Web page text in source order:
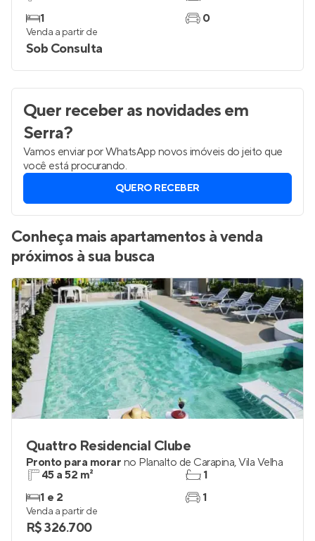
1
0
Venda a partir de
Sob Consulta
Quer receber as novidadesem
Serra?
Vamos enviar por WhatsApp novos imóveis do jeito que
você está procurando.
QUERO RECEBER
Conheça mais apartamentos à venda
próximos à sua busca
Quattro Residencial Clube
Pronto para morar no Planalto de Carapina,Vila Velha
45 a 52 m²
1 e 2
1
1
Venda a partir de
R$ 326.700